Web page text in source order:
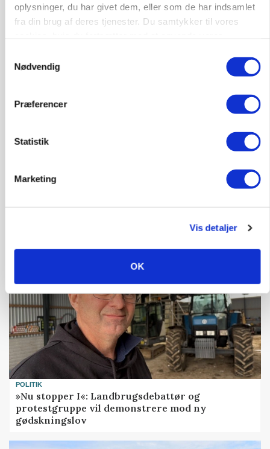
oplysninger, du har givet dem, eller som de har indsamlet
fra din brug af deres tjenester. Du samtykker til vores
Nødvendig
Præferencer
Statistik
Marketing
Vis detaljer
OK
Annonce
Loading...
Fra mark til mur: Byggeriet kan åbne nyt
POLITIK
»Nu stopper I«: Landbrugsdebattør og
protestgruppe vil demonstrere mod ny
gødskningslov